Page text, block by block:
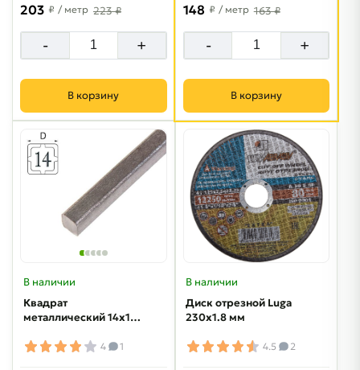
203 ₽ / метр 223 ₽
- +
В корзину
148 ₽ / метр 163 ₽
- +
В корзину
В наличии
Квадрат
металлический 14х14
4 1
В наличии
Диск отрезной Luga
230х1.8 мм
4.5 2